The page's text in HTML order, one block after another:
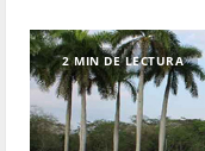
2 MIN DE LECTURA